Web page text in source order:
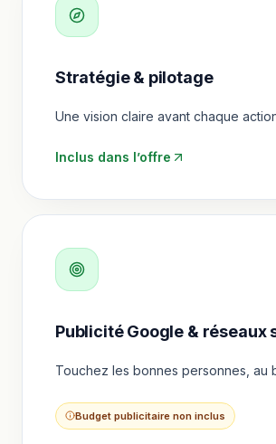
Stratégie & pilotage
Une vision claire avant chaque
Inclus dans l’offre
Publicité Google & réseaux
Touchez les bonnes personnes, au
Budget publicitaire non inclus